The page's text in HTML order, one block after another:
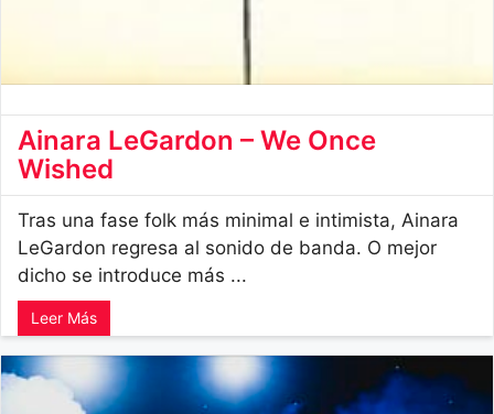
Ainara LeGardon – We Once
Wished
Tras una fase folk más minimal e intimista, Ainara
LeGardon regresa al sonido de banda. O mejor
dicho se introduce más ...
Leer Más